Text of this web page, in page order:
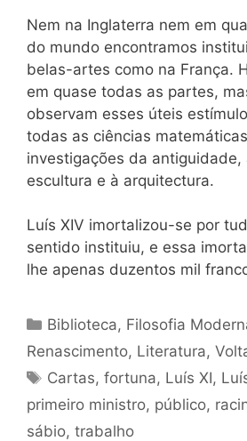
Nem na Inglaterra nem em
do mundo encontramos
belas-artes como na França.
em quase todas as partes,
observam esses úteis
todas as ciências
investigações da antiguidade,
escultura e à arquitectura.
Luís XIV imortalizou-se por
sentido instituiu, e essa
lhe apenas duzentos mil
Categorias
Biblioteca, Filosofia
Renascimento, Literatura,
Tags
Cartas,fortuna, Luís XI,
primeiro ministro, público,
sábio, trabalho